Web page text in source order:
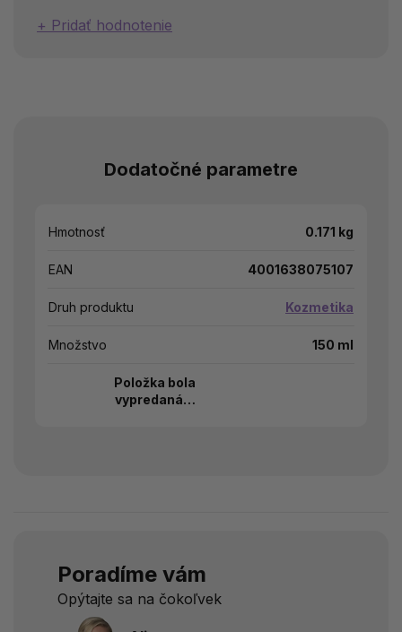
Pridať hodnotenie
Dodatočné parametre
Hmotnosť 0.171 kg
EAN 4001638075107
Druh produktu Kozmetika
Množstvo 150 ml
Položka bola
vypredaná…
Poradíme vám
Opýtajte sa na čokoľvek